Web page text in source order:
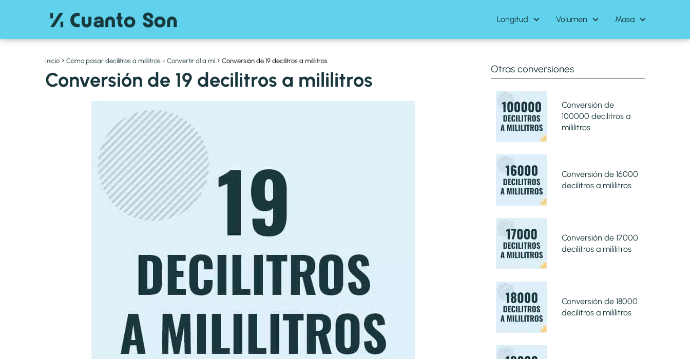
Longitud Volumen Masa
Inicio Como pasar decilitros a mililitros - Convertir dl a ml Conversión de 19 decilitros a mililitros
Conversión de 19 decilitros a mililitros Otras conversiones
Conversión de
100000 decilitros a
mililitros
Conversión de 16000
decilitros a mililitros
Conversión de 17000
decilitros a mililitros
Conversión de 18000
decilitros a mililitros